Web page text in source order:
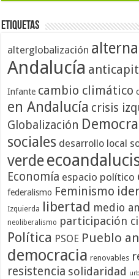
Etiquetas
alterglobalización
Andalucía
Infante cambio climático
en Andalucía crisis
Globalización
sociales desarrollo local
verde
Economía espacio político
federalismo Feminismo
Izquierda libertad medio
neoliberalismo participación
Política PSOE Pueblo
democracia renovables
resistencia solidaridad